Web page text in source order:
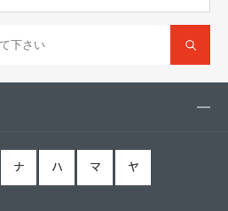
ナ ハ マ ヤ